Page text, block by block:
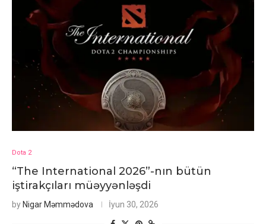
Dota 2
“The International 2026”-nın bütün
iştirakçıları müəyyənləşdi
by Nigar Məmmədova İyun 30, 2026